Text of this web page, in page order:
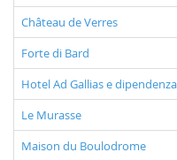
Château de Verres
Forte di Bard
Hotel Ad Gallias e dipendenza
Le Murasse
Maison du Boulodrome